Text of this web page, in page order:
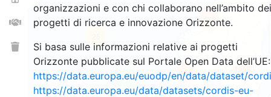
organizzazioni e con chi collaborano nell’ambito dei
progetti di ricerca e innovazione Orizzonte.
Si basa sulle informazioni relative ai progetti
Orizzonte pubblicate sul Portale Open Data dell’UE:
https://data.europa.eu/euodp/en/data/dataset/
https://data.europa.eu/data/datasets/cordis-eu-
9
166
264 1555